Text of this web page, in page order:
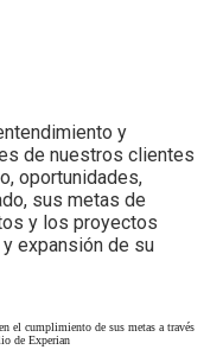
y
de nuestros clientes
oportunidades,
sus metas de
y los proyectos
expansión de su
el cumplimiento de sus metas a través
de Experian